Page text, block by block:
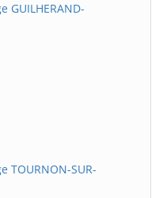
GUILHERAND-
TOURNON-SUR-